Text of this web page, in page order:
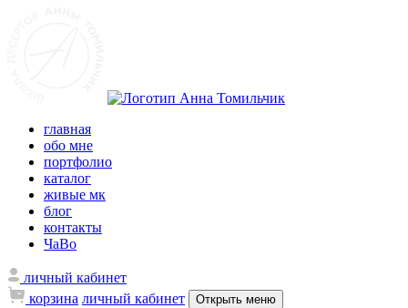
главная
обо мне
портфолио
каталог
живые мк
блог
контакты
ЧаВо
личный кабинет
корзина личный кабинет Открыть меню